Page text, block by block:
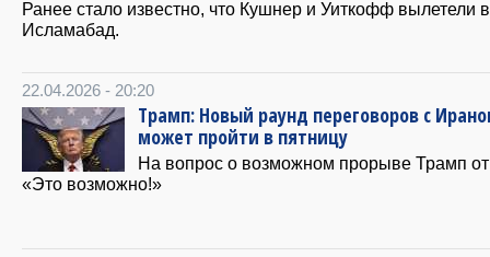
Ранее стало известно, что Кушнер и Уиткофф вылетели в
Исламабад.
22.04.2026 - 20:20
Трамп: Новый раунд переговоров с
может пройти в пятницу
На вопрос о возможном прорыве Трамп
«Это возможно!»